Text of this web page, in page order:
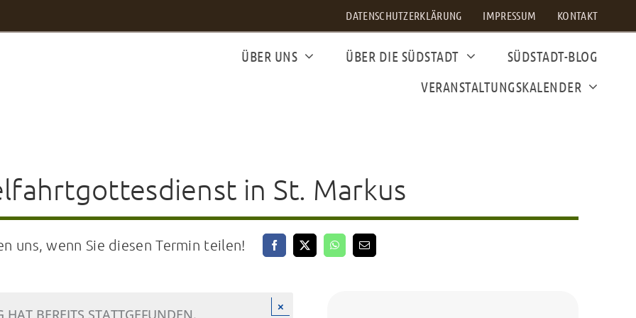
DATENSCHUTZERKLÄRUNG IMPRESSUM KONTAKT
ÜBER UNS ÜBER DIE SÜDSTADT
SÜDSTADT-BLOG
VERANSTALTUNGSKALENDER
in St. Markus
uns, wenn Sie diesen Termin teilen!
×